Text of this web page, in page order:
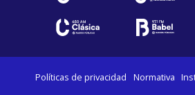
Políticas de privacidad Normativa